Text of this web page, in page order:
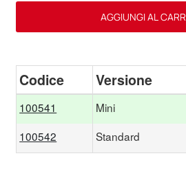
AGGIUNGI AL
Codice Versione
100541 Mini
100542 Standard